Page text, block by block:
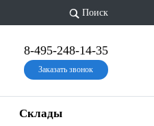
Поиск
8-495-248-14-35
Заказать звонок
Склады